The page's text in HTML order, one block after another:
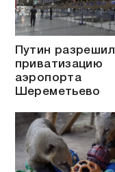
Путин разрешил
приватизацию
аэропорта
Шереметьево